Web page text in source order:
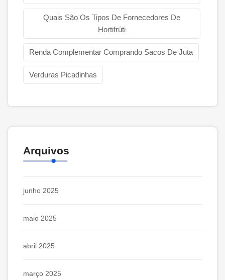
Quais São Os Tipos De Fornecedores De
Hortifrúti
Renda Complementar Comprando Sacos De Juta
Verduras Picadinhas
Arquivos
junho 2025
maio 2025
abril 2025
março 2025